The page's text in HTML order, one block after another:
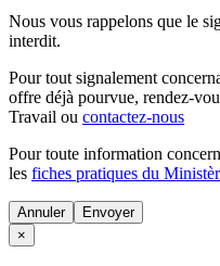
Nous vous rappelons que le
interdit.
Pour tout signalement
offre déjà pourvue, rendez-
Travail ou contactez-nous
Pour toute information
les fiches pratiques du
Annuler
×